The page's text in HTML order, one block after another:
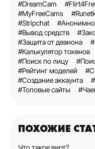
#DreamCam
#MyFreeCams
#Stripchat
#Вывод средств
#Защита от деанона
#Калькулятор токенов
#Поиск по лицу
#Рейтинг моделей
#Создание аккаунта
#Топовые сайты
ПОХОЖИЕ